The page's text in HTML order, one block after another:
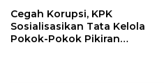
Cegah Korupsi, KPK
Sosialisasikan Tata Kelola
Pokok-Pokok Pikiran